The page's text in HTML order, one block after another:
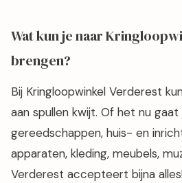
Wat kun je naar
brengen?
Bij Kringloopwinkel Verderest
aan spullen kwijt. Of het nu
gereedschappen, huis- en
apparaten, kleding, meubels,
Verderest accepteert bijna